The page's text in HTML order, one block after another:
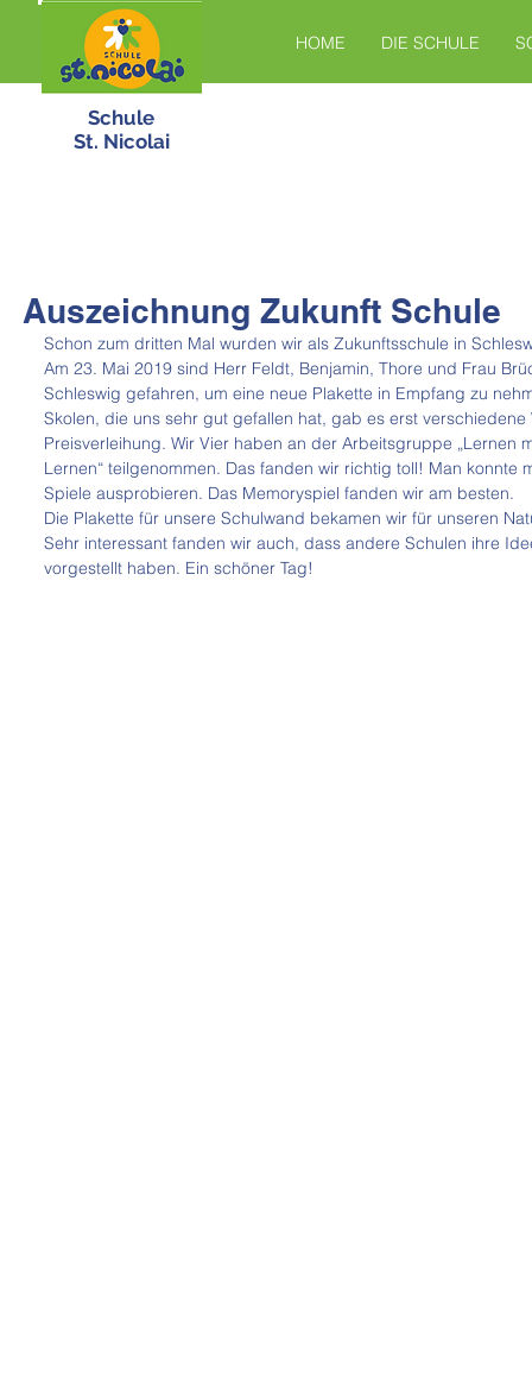
HOME DIE SCHULE
Schule
St. Nicolai
Auszeichnung Zukunft Schule
Schon zum dritten Mal wurden wir als Zukunftsschule in
Am 23. Mai 2019 sind Herr Feldt, Benjamin, Thore und Frau
Schleswig gefahren, um eine neue Plakette in Empfang zu
Skolen, die uns sehr gut gefallen hat, gab es erst
Preisverleihung. Wir Vier haben an der Arbeitsgruppe „Lernen
Lernen“ teilgenommen. Das fanden wir richtig toll! Man konnte
Spiele ausprobieren. Das Memoryspiel fanden wir am besten.
Die Plakette für unsere Schulwand bekamen wir für unseren
Sehr interessant fanden wir auch, dass andere Schulen ihre
vorgestellt haben. Ein schöner Tag!